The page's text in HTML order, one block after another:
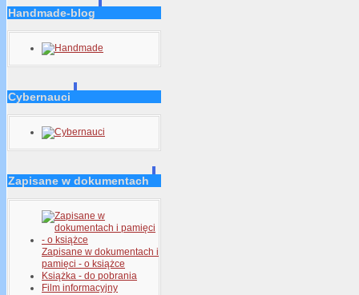
Handmade-blog
Cybernauci
Zapisane w dokumentach
Zapisane w dokumentach i
pamięci - o książce
Książka - do pobrania
Film informacyjny